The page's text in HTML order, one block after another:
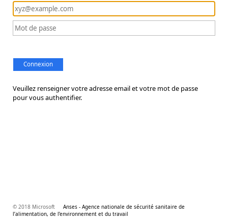
Connexion
Veuillez renseigner votre adresse email et votre mot de passe
pour vous authentifier.
© 2018 Microsoft
Anses - Agence nationale de sécurité sanitaire de
l’alimentation, de l’environnement et du travail